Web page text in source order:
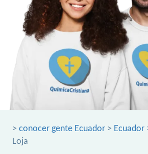
> conocer gente Ecuador > Ecuador
Loja